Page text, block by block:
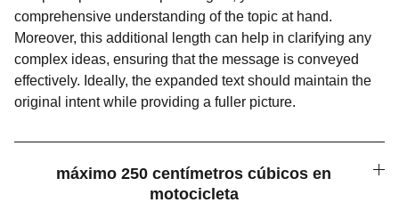
comprehensive understanding of the topic at hand.
Moreover, this additional length can help in clarifying any
complex ideas, ensuring that the message is conveyed
effectively. Ideally, the expanded text should maintain the
original intent while providing a fuller picture.
máximo 250 centímetros cúbicos en
motocicleta